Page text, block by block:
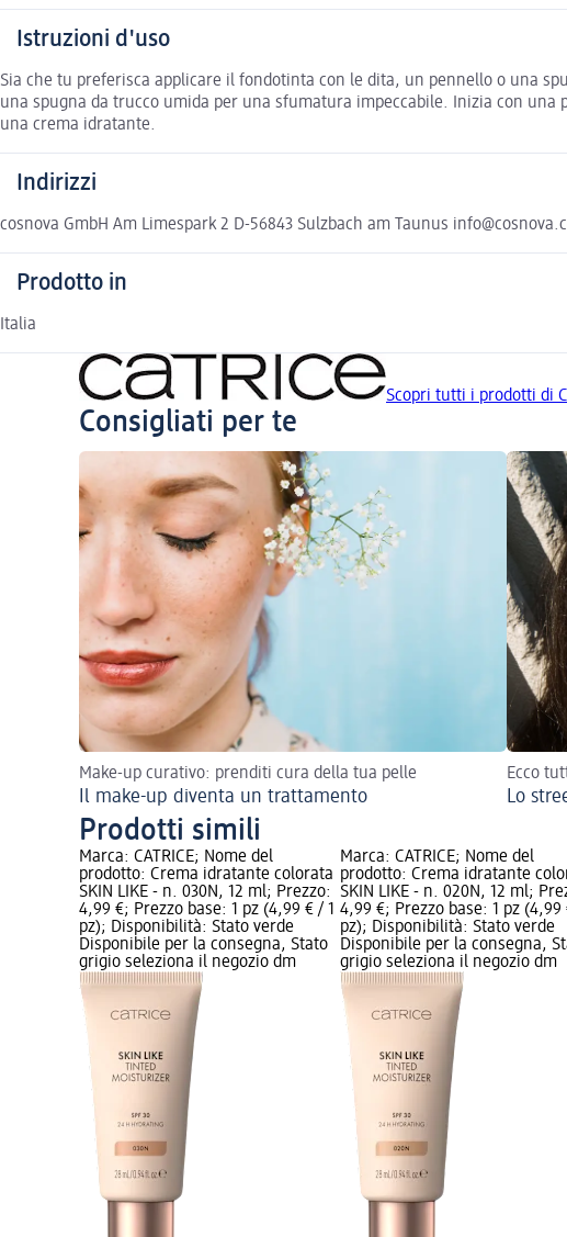
Istruzioni d'uso
Sia che tu preferisca applicare il fondotinta con le dita, un pennello o una
una spugna da trucco umida per una sfumatura impeccabile. Inizia con
una crema idratante.
Indirizzi
cosnova GmbH Am Limespark 2 D-56843 Sulzbach am Taunus
Prodotto in
Italia
Scopri tutti i prodotti di
Consigliati per te
Make-up curativo: prenditi cura della tua pelle
Il make-up diventa un trattamento
Ecco
Lo
Prodotti simili
Marca: CATRICE; Nome del
prodotto: Crema idratante colorata
SKIN LIKE - n. 030N, 12 ml; Prezzo:
4,99 €; Prezzo base: 1 pz (4,99 € / 1
pz); Disponibilità: Stato verde
Disponibile per la consegna, Stato
grigio seleziona il negozio dm
Marca: CATRICE; Nome del
prodotto: Crema idratante
SKIN LIKE - n. 020N, 12 ml;
4,99 €; Prezzo base: 1 pz (4,99
pz); Disponibilità: Stato verde
Disponibile per la consegna,
grigio seleziona il negozio dm